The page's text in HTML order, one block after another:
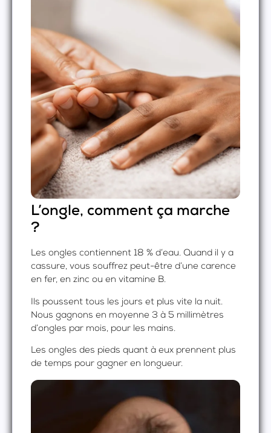
L’ongle, comment ça marche
?
Les ongles contiennent 18 % d’eau. Quand il y a
cassure, vous souffrez peut-être d’une carence
en fer, en zinc ou en vitamine B.
Ils poussent tous les jours et plus vite la nuit.
Nous gagnons en moyenne 3 à 5 millimètres
d’ongles par mois, pour les mains.
Les ongles des pieds quant à eux prennent plus
de temps pour gagner en longueur.